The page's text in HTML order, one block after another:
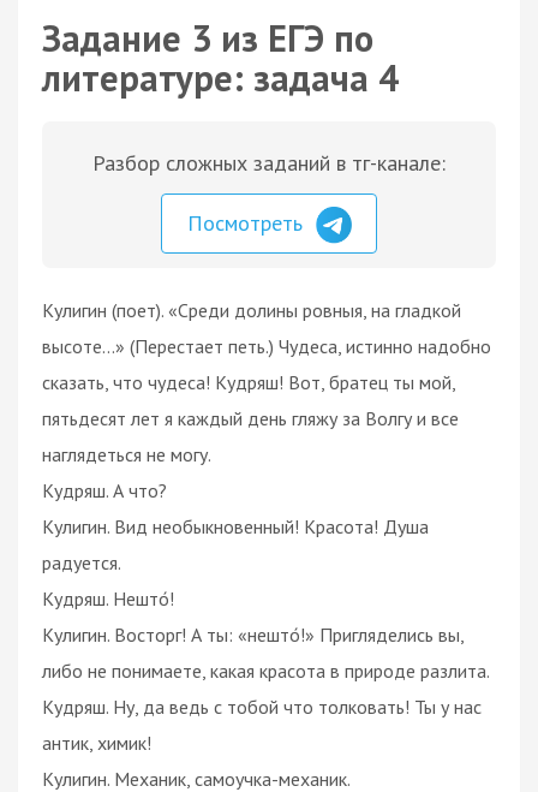
Задание 3 из ЕГЭ по
литературе: задача 4
Разбор сложных заданий в тг-канале:
Посмотреть
Кулигин (поет). «Среди долины ровныя, на гладкой
высоте...» (Перестает петь.) Чудеса, истинно надобно
сказать, что чудеса! Кудряш! Вот, братец ты мой,
пятьдесят лет я каждый день гляжу за Волгу и все
наглядеться не могу.
Кудряш. А что?
Кулигин. Вид необыкновенный! Красота! Душа
радуется.
Кудряш. Нешто́!
Кулигин. Восторг! А ты: «нешто́!» Пригляделись вы,
либо не понимаете, какая красота в природе разлита.
Кудряш. Ну, да ведь с тобой что толковать! Ты у нас
антик, химик!
Кулигин. Механик, самоучка-механик.